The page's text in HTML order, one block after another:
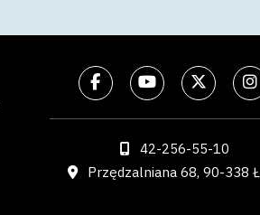
42-256-55-10
Przędzalniana 68, 90-338